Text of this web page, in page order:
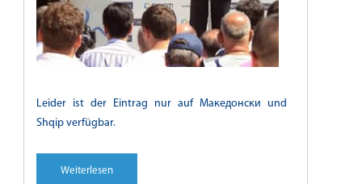
Leider ist der Eintrag nur auf Македонски und
Shqip verfügbar.
Weiterlesen